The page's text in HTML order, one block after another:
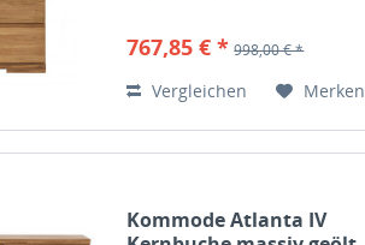
767,85 € * 998,00 € *
Vergleichen Merken
Kommode Atlanta IV